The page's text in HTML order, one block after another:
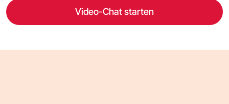
Video-Chat starten